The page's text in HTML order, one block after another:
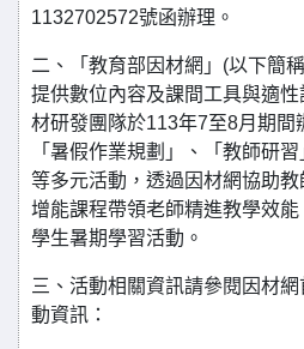
1132702572號函辦理。
二、「教育部因材網」(以下簡
提供數位內容及課間工具與適
材研發團隊於113年7至8月期間
「暑假作業規劃」、「教師研
等多元活動，透過因材網協助
增能課程帶領老師精進教學效
學生暑期學習活動。
三、活動相關資訊請參閱因材
動資訊：